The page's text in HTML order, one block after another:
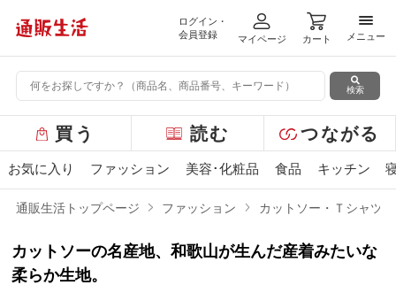
ログイン・
会員登録
マイページ カート
メニ
メニュー
検索
ー
バ
ュ
ー
買う 読む つながる
お気に入り ファッション 美容･化粧品 食品 キッチン
通販生活トップページ ファッション カットソー・Ｔシャツ
カットソーの名産地、和歌山が生んだ産着みたいな
柔らか生地。